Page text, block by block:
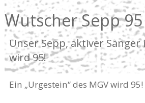
Wutscher Sepp 95
Unser Sepp, aktiver Sänger
wird 95!
Ein „Urgestein“ des MGV wird 95!